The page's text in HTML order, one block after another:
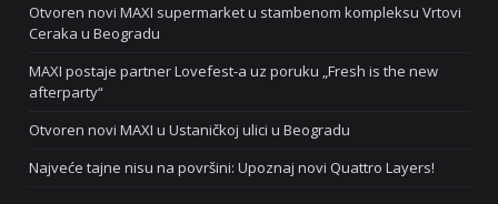
Otvoren novi MAXI supermarket u stambenom kompleksu Vrtovi
Ceraka u Beogradu
MAXI postaje partner Lovefest-a uz poruku „Fresh is the new
afterparty“
Otvoren novi MAXI u Ustaničkoj ulici u Beogradu
Najveće tajne nisu na površini: Upoznaj novi Quattro Layers!